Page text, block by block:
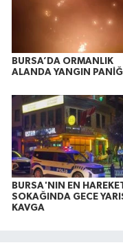
BURSA’DA ORMANLIK
ALANDA YANGIN PANİĞİ
BURSA'NIN EN
SOKAĞINDA GECE
KAVGA